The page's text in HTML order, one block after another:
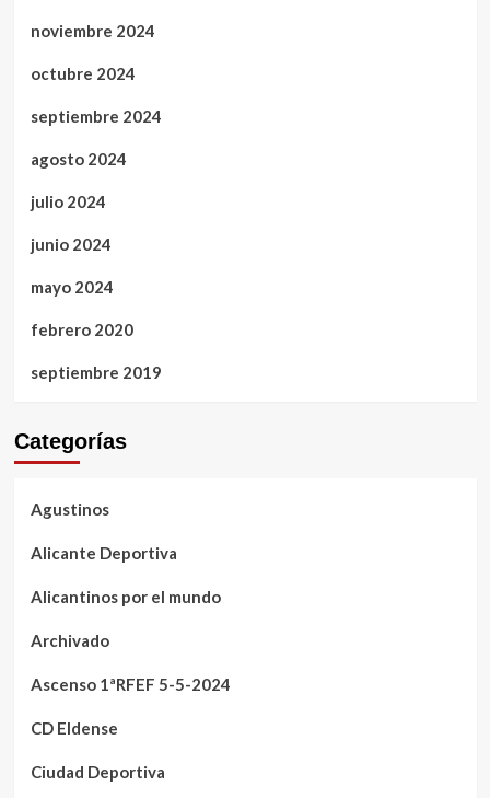
noviembre 2024
octubre 2024
septiembre 2024
agosto 2024
julio 2024
junio 2024
mayo 2024
febrero 2020
septiembre 2019
Categorías
Agustinos
Alicante Deportiva
Alicantinos por el mundo
Archivado
Ascenso 1ªRFEF 5-5-2024
CD Eldense
Ciudad Deportiva